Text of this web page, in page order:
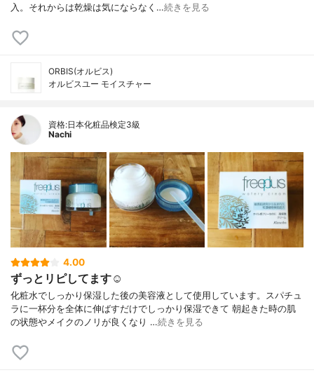
入。それからは乾燥は気にならなく…続きを見る
ORBIS(オルビス)
オルビスユー モイスチャー
資格:日本化粧品検定3級
Nachi
4.00
ずっとリピしてます☺︎
化粧水でしっかり保湿した後の美容液として使用しています。スパチュ
ラに一杯分を全体に伸ばすだけでしっかり保湿できて 朝起きた時の肌
の状態やメイクのノリが良くなり …続きを見る